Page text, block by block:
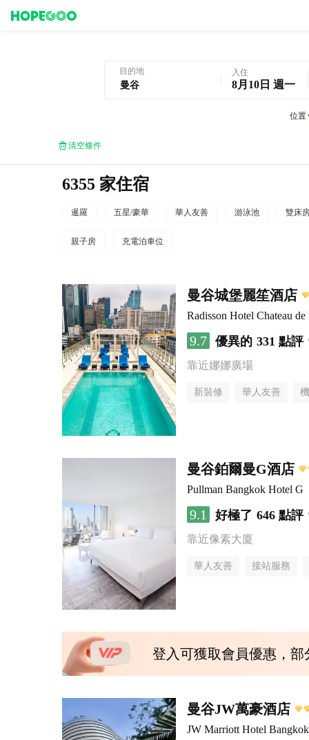
目的地 入住
8月10日 週一
位置
清空條件
6355 家住宿
暹羅 五星/豪華 華人友善 游泳池 雙床
親子房 充電泊車位
曼谷城堡麗笙酒店
Radisson Hotel Chateau
9.7 優異的 331 點評
靠近娜娜廣場
新裝修 華人友善
曼谷鉑爾曼G酒店
Pullman Bangkok Hotel G
9.1 好極了 646 點評
靠近像素大廈
華人友善 接站服務
登入可獲取會員優惠，
曼谷JW萬豪酒店
JW Marriott Hotel Bangkok